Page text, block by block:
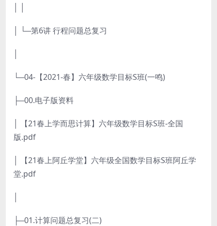
│ └─第6讲 行程问题总复习
└─04-【2021-春】六年级数学目标S班(一鸣)
├─00.电子版资料
│ 【21春上学而思计算】六年级数学目标S班-全国
版.pdf
│ 【21春上阿丘学堂】六年级全国数学目标S班阿丘学
堂.pdf
├─01.计算问题总复习(二)